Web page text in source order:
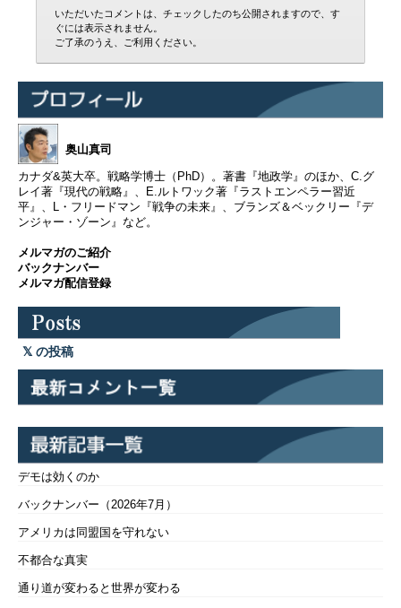
いただいたコメントは、チェックしたのち公開されますので、す
ぐには表示されません。
ご了承のうえ、ご利用ください。
奥山真司
カナダ&英大卒。戦略学博士（PhD）。著書『地政学』のほか、C.グ
レイ著『現代の戦略』、E.ルトワック著『ラストエンペラー習近
平』、L・フリードマン『戦争の未来』、ブランズ＆ベックリー『デ
ンジャー・ゾーン』など。
メルマガのご紹介
バックナンバー
メルマガ配信登録
の投稿
デモは効くのか
バックナンバー（2026年7月）
アメリカは同盟国を守れない
不都合な真実
通り道が変わると世界が変わる